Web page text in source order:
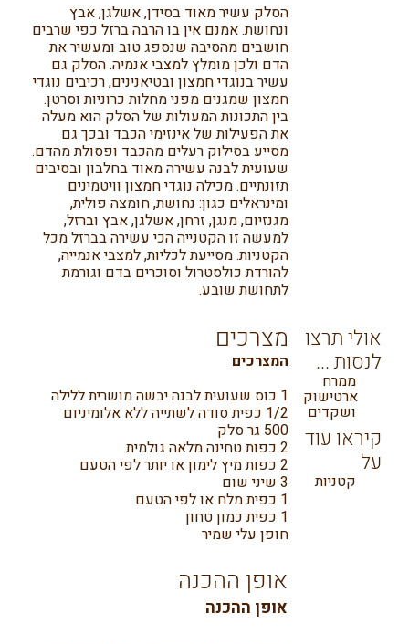
הסלק עשיר מאוד בסידן, אשלגן, אבץ
ונחושת. אמנם אין בו הרבה ברזל כפי שרבים
חושבים מהסיבה שנספג טוב ומעשיר את
הדם ולכן מומלץ למצבי אנמיה. הסלק גם
עשיר בנוגדי חמצון ובטיאנינים, רכיבים נוגדי
חמצון שמגנים מפני מחלות כרוניות וסרטן.
בין התכונות המעולות של הסלק הוא מעלה
את הפעילות של אינזימי הכבד ובכך גם
מסייע בסילוק רעלים מהכבד ופסולת מהדם.
שעועית לבנה עשירה מאוד בחלבון ובסיבים
תזונתיים. מכילה נוגדי חמצון וויטמינים
ומינראלים כגון: נחושת, חומצה פולית,
מגנזיום, מנגן, זרחן, אשלגן, אבץ וברזל,
למעשה זו הקטנייה הכי עשירה בברזל מכל
הקטניות. מסייעת לכליות, למצבי אנמייה,
להורדת כולסטרול וסוכרים בדם וגורמת
לתחושת שובע.
אולי תרצו
לנסות ...
ממרח
ארטישוק
ושקדים
קיראו עוד
על
קטניות
מצרכים
המצרכים
1 כוס שעועית לבנה יבשה מושרית ללילה
1/2 כפית סודה לשתייה ללא אלומיניום
500 גר סלק
2 כפות טחינה מלאה גולמית
2 כפות מיץ לימון או יותר לפי הטעם
3 שיני שום
1 כפית מלח או לפי הטעם
1 כפית כמון טחון
חופן עלי שמיר
אופן ההכנה
אופן ההכנה